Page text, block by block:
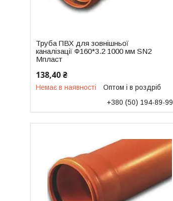
Труба ПВХ для зовнішньої
каналізації Ф160*3.2 1000 мм SN2
Мпласт
138,40 ₴
Немає в наявності
Оптом і в роздріб
+380 (50) 194-89-99